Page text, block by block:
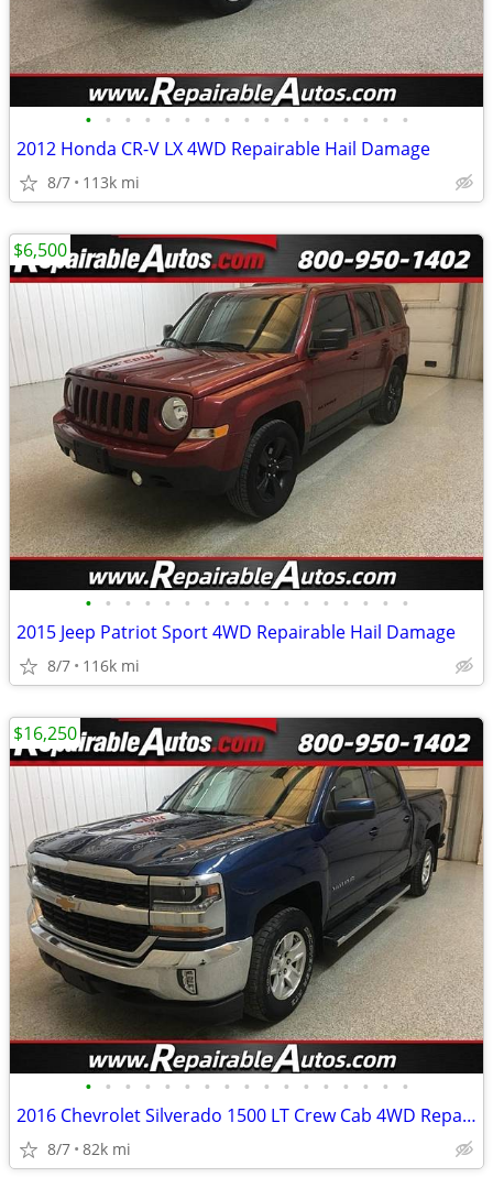
• • • • • • • • • • • • • • • • •
2012 Honda CR-V LX 4WD Repairable Hail Damage
8/7 113k mi
• • • • • • • • • • • • • • • • •
2015 Jeep Patriot Sport 4WD Repairable Hail Damage
8/7 116k mi
$6,500
• • • • • • • • • • • • • • • • •
2016 Chevrolet Silverado 1500 LT Crew Cab 4WD Repairable Hail Damage
8/7 82k mi
$16,250